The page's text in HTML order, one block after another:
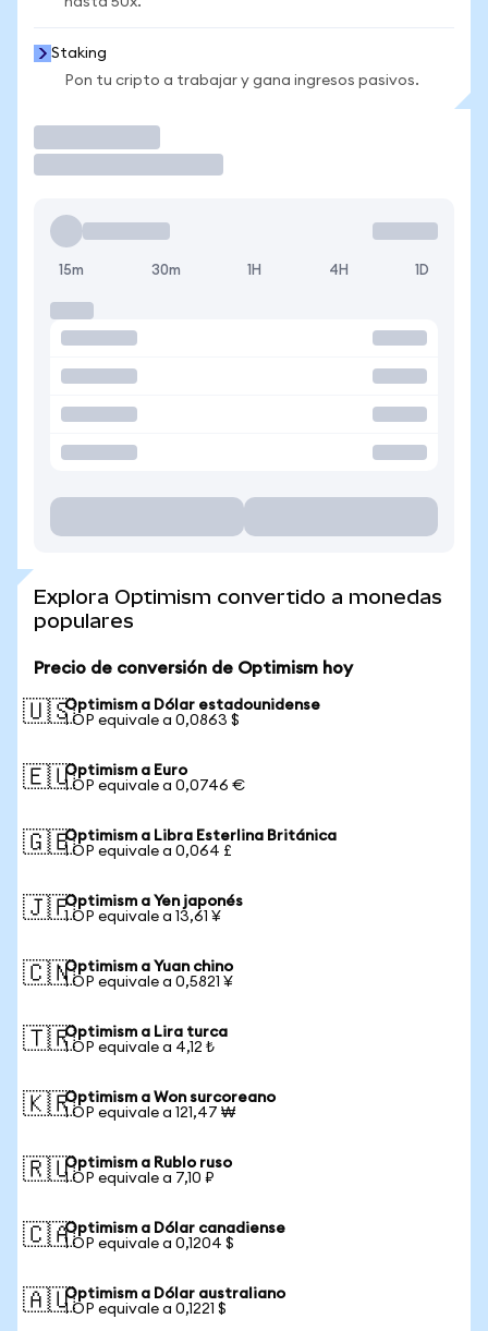
Staking
Pon tu cripto a trabajar y gana ingresos pasivos.
15m 30m 1H 4H 1D
Explora Optimism convertido a monedas
populares
Precio de conversión de Optimism hoy
🇺🇸Optimism a Dólar estadounidense
1 OP equivale a 0,0863 $
🇪🇺Optimism a Euro
1 OP equivale a 0,0746 €
🇬🇧Optimism a Libra Esterlina Británica
1 OP equivale a 0,064 £
🇯🇵Optimism a Yen japonés
1 OP equivale a 13,61 ¥
🇨🇳Optimism a Yuan chino
1 OP equivale a 0,5821 ¥
🇹🇷Optimism a Lira turca
1 OP equivale a 4,12 ₺
🇰🇷Optimism a Won surcoreano
1 OP equivale a 121,47 ₩
🇷🇺Optimism a Rublo ruso
1 OP equivale a 7,10 ₽
🇨🇦Optimism a Dólar canadiense
1 OP equivale a 0,1204 $
🇦🇺Optimism a Dólar australiano
1 OP equivale a 0,1221 $